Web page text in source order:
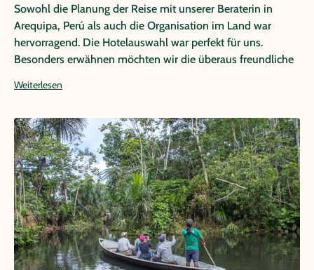
Sowohl die Planung der Reise mit unserer Beraterin in
Arequipa, Perú als auch die Organisation im Land war
hervorragend. Die Hotelauswahl war perfekt für uns.
Besonders erwähnen möchten wir die überaus freundliche
Gesprächen und bei unseren Führungen konnten wir sehr
seiner Vielfalt erfahren. Vielen Dank an das ganze Team für
diese unvergessliche Reise. Gerne wieder!
Weiterlesen